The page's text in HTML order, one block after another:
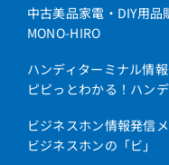
中古美品家電・DIY用品
MONO-HIRO
ハンディターミナル情
ピピっとわかる！ハン
ビジネスホン情報発信
ビジネスホンの「ビ」